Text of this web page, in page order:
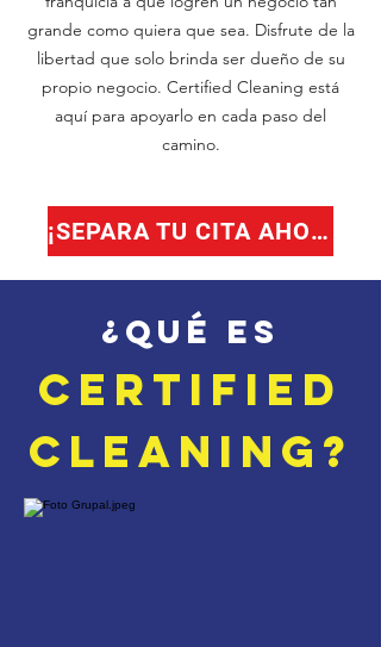
grande como quiera que sea. Disfrute de la
libertad que solo brinda ser dueño de su
propio negocio. Certified Cleaning está
aquí para apoyarlo en cada paso del
camino.
¡SEPARA TU CITA AHORA!
¿Qué es
CERTIFIED
CLEANING?